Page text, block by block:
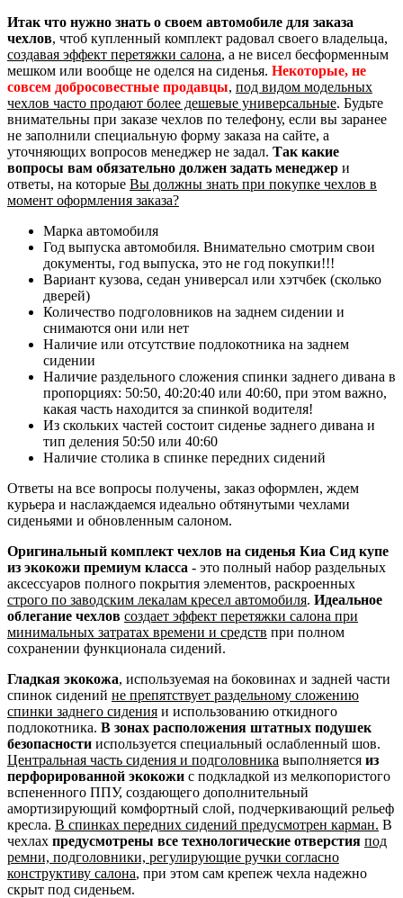
Итак что нужно знать о своем автомобиле для заказа
чехлов, чтоб купленный комплект радовал своего владельца,
создавая эффект перетяжки салона, а не висел бесформенным
мешком или вообще не оделся на сиденья. Некоторые, не
совсем добросовестные продавцы, под видом модельных
чехлов часто продают более дешевые универсальные. Будьте
внимательны при заказе чехлов по телефону, если вы заранее
не заполнили специальную форму заказа на сайте, а
уточняющих вопросов менеджер не задал. Так какие
вопросы вам обязательно должен задать менеджер и
ответы, на которые Вы должны знать при покупке чехлов в
момент оформления заказа?
Марка автомобиля
Год выпуска автомобиля. Внимательно смотрим свои
документы, год выпуска, это не год покупки!!!
Вариант кузова, седан универсал или хэтчбек (сколько
дверей)
Количество подголовников на заднем сидении и
снимаются они или нет
Наличие или отсутствие подлокотника на заднем
сидении
Наличие раздельного сложения спинки заднего дивана в
пропорциях: 50:50, 40:20:40 или 40:60, при этом важно,
какая часть находится за спинкой водителя!
Из скольких частей состоит сиденье заднего дивана и
тип деления 50:50 или 40:60
Наличие столика в спинке передних сидений
Ответы на все вопросы получены, заказ оформлен, ждем
курьера и наслаждаемся идеально обтянутыми чехлами
сиденьями и обновленным салоном.
Оригинальный комплект чехлов на сиденья Киа Сид купе
из экокожи премиум класса - это полный набор раздельных
аксессуаров полного покрытия элементов, раскроенных
строго по заводским лекалам кресел автомобиля. Идеальное
облегание чехлов создает эффект перетяжки салона при
минимальных затратах времени и средств при полном
сохранении функционала сидений.
Гладкая экокожа, используемая на боковинах и задней части
спинок сидений не препятствует раздельному сложению
спинки заднего сидения и использованию откидного
подлокотника. В зонах расположения штатных подушек
безопасности используется специальный ослабленный шов.
Центральная часть сидения и подголовника выполняется из
перфорированной экокожи с подкладкой из мелкопористого
вспененного ППУ, создающего дополнительный
амортизирующий комфортный слой, подчеркивающий рельеф
кресла. В спинках передних сидений предусмотрен карман. В
чехлах предусмотрены все технологические отверстия под
ремни, подголовники, регулирующие ручки согласно
конструктиву салона, при этом сам крепеж чехла надежно
скрыт под сиденьем.